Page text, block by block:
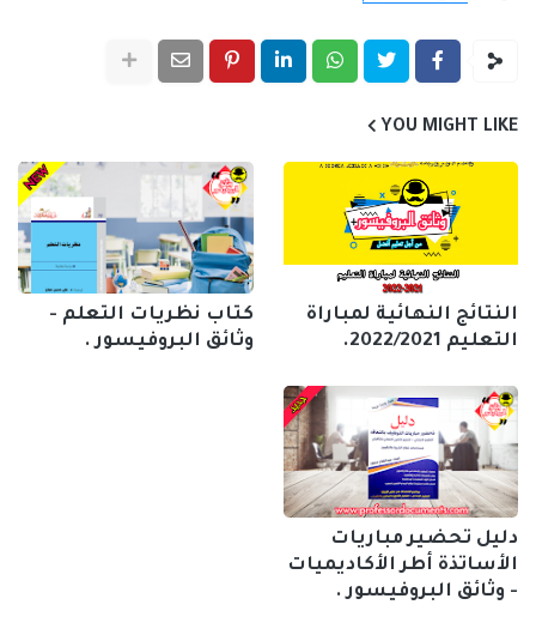
YOU MIGHT LIKE
النتائج النهائية لمباراة
التعليم 2022/2021.
كتاب نظريات التعلم -
وثائق البروفيسور .
دليل تحضير مباريات
الأساتذة أطر الأكاديميات
- وثائق البروفيسور .